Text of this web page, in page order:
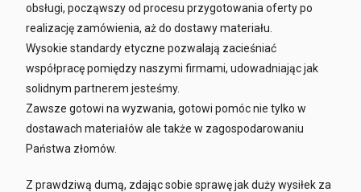
obsługi, począwszy od procesu przygotowania oferty po
realizację zamówienia, aż do dostawy materiału.
Wysokie standardy etyczne pozwalają zacieśniać
współpracę pomiędzy naszymi firmami, udowadniając jak
solidnym partnerem jesteśmy.
Zawsze gotowi na wyzwania, gotowi pomóc nie tylko w
dostawach materiałów ale także w zagospodarowaniu
Państwa złomów.
Z prawdziwą dumą, zdając sobie sprawę jak duży wysiłek za